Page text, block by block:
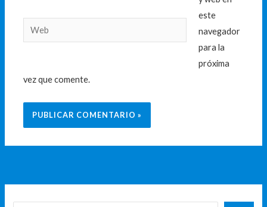
Web
este
navegador
para la
próxima
vez que comente.